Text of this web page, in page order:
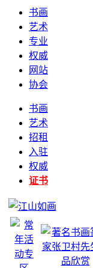
书画
艺术
专业
权威
网站
协会
书画
艺术
招租
入驻
权威
证书